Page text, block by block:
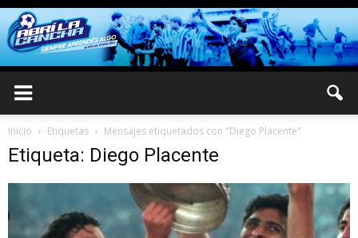
Inicio Etiquetas Mensajes etiquetados con "Diego Placente"
Etiqueta: Diego Placente